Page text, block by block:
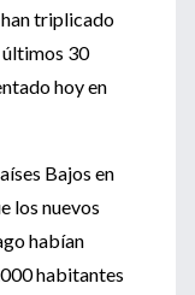
han triplicado
últimos 30
hoy en
Bajos en
los nuevos
habían
habitantes